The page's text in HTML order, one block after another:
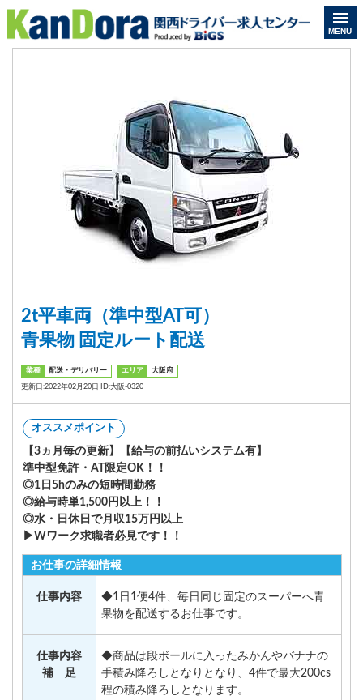
MENU
2t平車両（準中型AT可）
青果物 固定ルート配送
業種 配送・デリバリー エリア 大阪府
更新日:2022年02月20日 ID:大阪-0320
オススメポイント
【3ヵ月毎の更新】【給与の前払いシステム有】
準中型免許・AT限定OK！！
◎1日5hのみの短時間勤務
◎給与時単1,500円以上！！
◎水・日休日で月収15万円以上
▶Wワーク求職者必見です！！
お仕事の詳細情報
仕事内容
◆1日1便4件、毎日同じ固定のスーパーへ青
果物を配送するお仕事です。
仕事内容
補 足
◆商品は段ボールに入ったみかんやバナナの
手積み降ろしとなりとなり、4件で最大200cs
程の積み降ろしとなります。